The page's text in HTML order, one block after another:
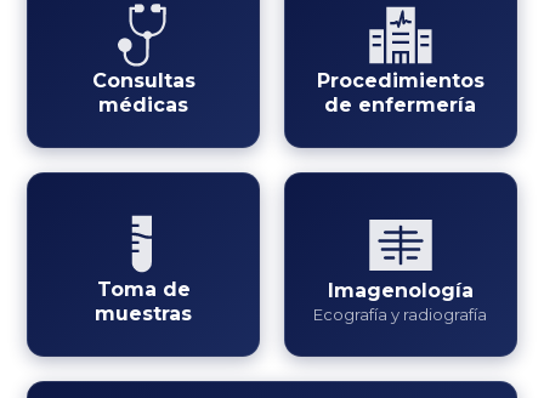
Consultas
médicas
Procedimientos
de enfermería
Toma de
muestras
Imagenología
Ecografía y radiografía